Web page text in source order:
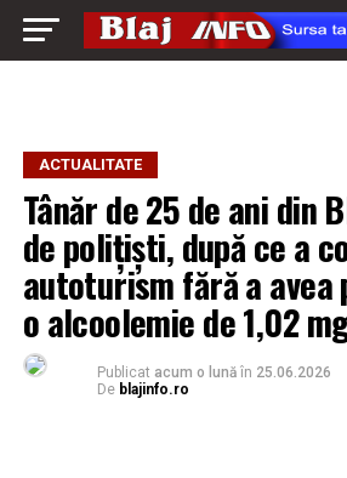
ACTUALITATE
Tânăr de 25 de ani din
de polițiști, după ce a
autoturism fără a avea
o alcoolemie de 1,02
Publicat acum o lună în 25.06.2026
De blajinfo.ro